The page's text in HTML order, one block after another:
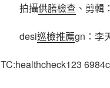
拍攝供膳檢查 、剪輯
desi巡檢推薦gn：李
TC:healthcheck123